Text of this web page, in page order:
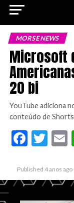
MORSE NEWS
Microsoft
20 bi
YouTube adiciona
conteúdo de Shorts
Published 4 anos ago